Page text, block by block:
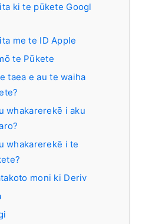
ki te pūkete Googl
me te ID Apple
te Pūkete
taea e au te waiha
whakarerekē i aku
whakarerekē i te
moni ki Deriv